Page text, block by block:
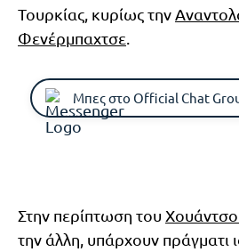
Τουρκίας, κυρίως την
Φενέρμπαχτσε
Μπες στο Official Chat
Στην περίπτωση του
την άλλη, υπάρχουν πράγματι